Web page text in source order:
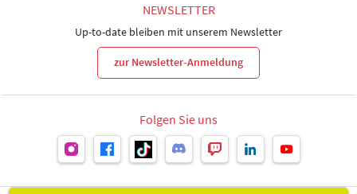
NEWSLETTER
Up-to-date bleiben mit unserem Newsletter
zur Newsletter-Anmeldung
Folgen Sie uns